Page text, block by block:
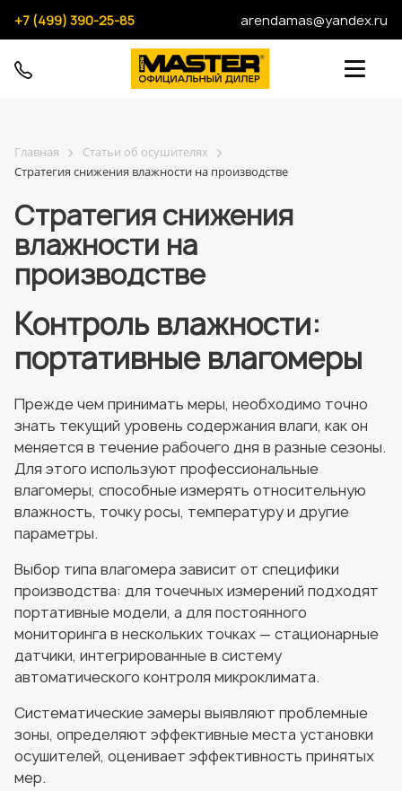
+7 (499) 390-25-85 arendamas@yandex.ru
Главная
Статьи об осушителях
Стратегия снижения влажности на производстве
Стратегия снижения
влажности на
производстве
Контроль влажности:
портативные влагомеры
Прежде чем принимать меры, необходимо точно
знать текущий уровень содержания влаги, как он
меняется в течение рабочего дня в разные сезоны.
Для этого используют профессиональные
влагомеры, способные измерять относительную
влажность, точку росы, температуру и другие
параметры.
Выбор типа влагомера зависит от специфики
производства: для точечных измерений подходят
портативные модели, а для постоянного
мониторинга в нескольких точках — стационарные
датчики, интегрированные в систему
автоматического контроля микроклимата.
Систематические замеры выявляют проблемные
зоны, определяют эффективные места установки
осушителей, оценивает эффективность принятых
мер.